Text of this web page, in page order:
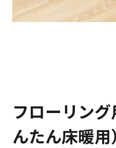
フローリン
んたん床暖用）